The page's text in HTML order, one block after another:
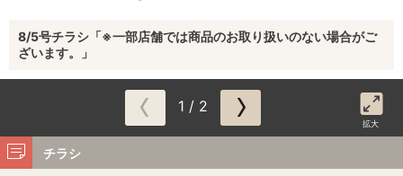
8/5号チラシ「※一部店舗では商品のお取り扱いのない場合がご
ざいます。」
1 / 2
拡大
チラシ